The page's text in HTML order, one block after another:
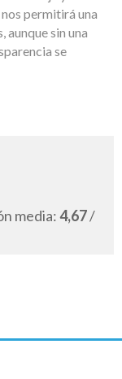
permitirá una
aunque sin una
se
media:4,67/